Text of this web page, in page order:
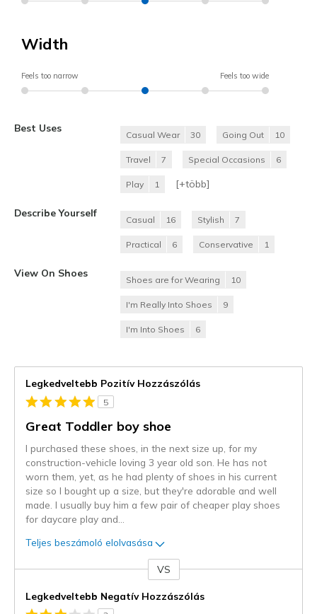
Width
Feels too narrow Feels too wide
Best Uses
Casual Wear 30 Going Out 10
Travel 7 Special Occasions 6
Play 1 [+több]
Describe Yourself
Casual 16 Stylish 7
Practical 6 Conservative 1
View On Shoes
Shoes are for Wearing 10
I'm Really Into Shoes 9
I'm Into Shoes 6
Legkedveltebb Pozitív Hozzászólás
5
Great Toddler boy shoe
I purchased these shoes, in the next size up, for my
construction-vehicle loving 3 year old son. He has not
worn them, yet, as he had plenty of shoes in his current
size so I bought up a size, but they're adorable and well
made. I usually buy him a few pair of cheaper play shoes
for daycare play and
Teljes beszámoló elolvasása
VS
Legkedveltebb Negatív Hozzászólás